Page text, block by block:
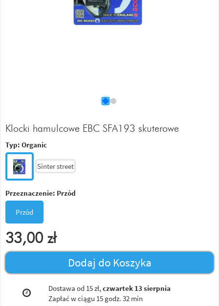
Klocki hamulcowe EBC SFA193 skuterowe
Typ: Organic
Sinter street
Przeznaczenie: Przód
Przód
33,00 zł
Dodaj do Koszyka
Dostawa od 15 zł, czwartek 13 sierpnia
Zapłać w ciągu 15 godz. 32 min